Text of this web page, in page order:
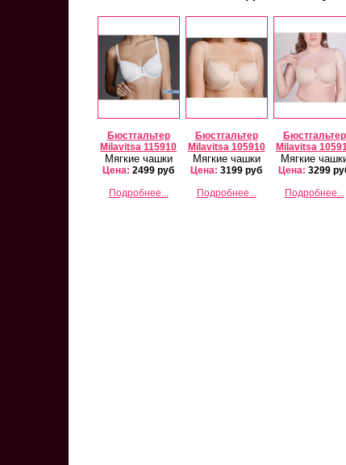
Бюстгальтер
Milavitsa 115910
Мягкие чашки
Цена: 2499 руб
Подробнее...
Бюстгальтер
Milavitsa 105910
Мягкие чашки
Цена: 3199 руб
Подробнее...
Бюстгальтер
Milavitsa
Мягкие
Цена: 3299
Подробнее...
Milavitsa 821/26819 Milavitsa 12233/26232